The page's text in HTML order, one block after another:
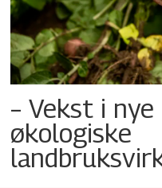
– Vekst i
økologiske